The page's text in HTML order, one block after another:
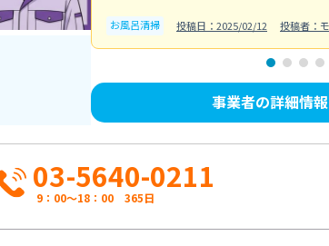
お風呂清掃 投稿日：2025/02/12 投稿者：
事業者の詳細情
03-5640-0211
9：00～18：00 365日